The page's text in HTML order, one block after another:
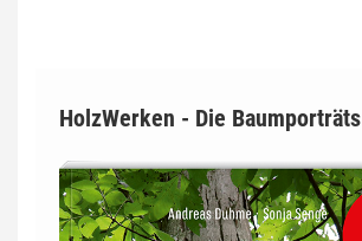
HolzWerken - Die Baumporträts